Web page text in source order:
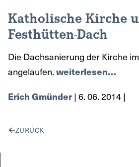
Katholische Kirche
Festhütten-Dach
Die Dachsanierung der Kirche
angelaufen. weiterlesen…
Erich Gmünder| 6. 06. 2014 |
ZURÜCK